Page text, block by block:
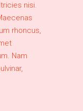
nisi.
rhoncus,
Nam